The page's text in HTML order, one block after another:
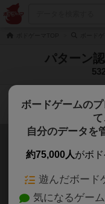
パターン
ボードゲームの
て
自分のデータを
約75,000人がボ
遊んだボード
気になるゲー